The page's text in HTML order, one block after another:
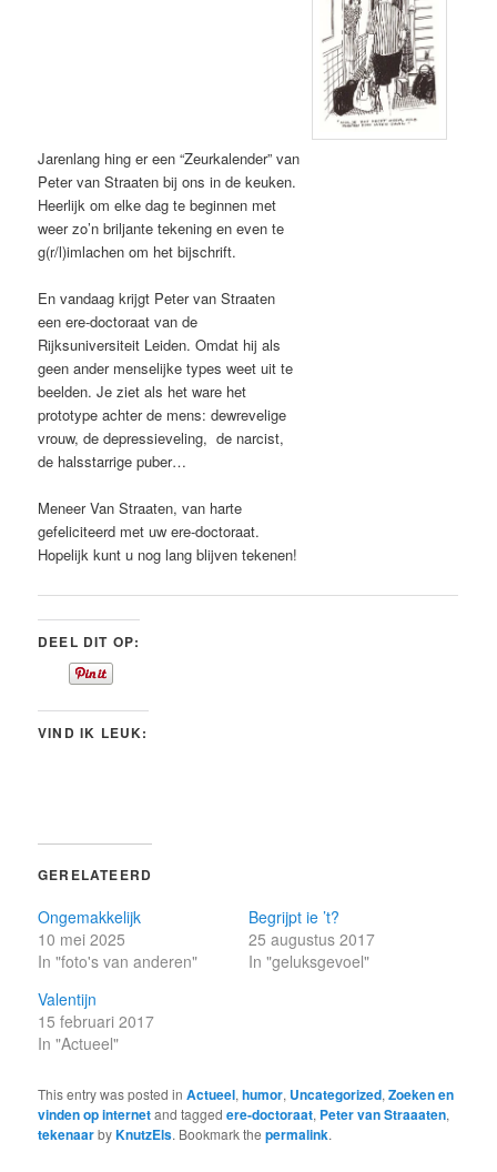
Jarenlang hing er een “Zeurkalender” van
Peter van Straaten bij ons in de keuken.
Heerlijk om elke dag te beginnen met
weer zo’n briljante tekening en even te
g(r/l)imlachen om het bijschrift.
En vandaag krijgt Peter van Straaten
een ere-doctoraat van de
Rijksuniversiteit Leiden. Omdat hij als
geen ander menselijke types weet uit te
beelden. Je ziet als het ware het
prototype achter de mens: dewrevelige
vrouw, de depressieveling, de narcist,
de halsstarrige puber…
Meneer Van Straaten, van harte
gefeliciteerd met uw ere-doctoraat.
Hopelijk kunt u nog lang blijven tekenen!
DEEL DIT OP:
VIND IK LEUK:
GERELATEERD
Ongemakkelijk
10 mei 2025
In "foto's van anderen"
Begrijpt ie ’t?
25 augustus 2017
In "geluksgevoel"
Valentijn
15 februari 2017
In "Actueel"
This entry was posted inActueel,humor, Uncategorized,Zoeken en
vinden op internetand taggedere-doctoraat, Peter van Straaaten,
tekenaarbyKnutzEls. Bookmark thepermalink.